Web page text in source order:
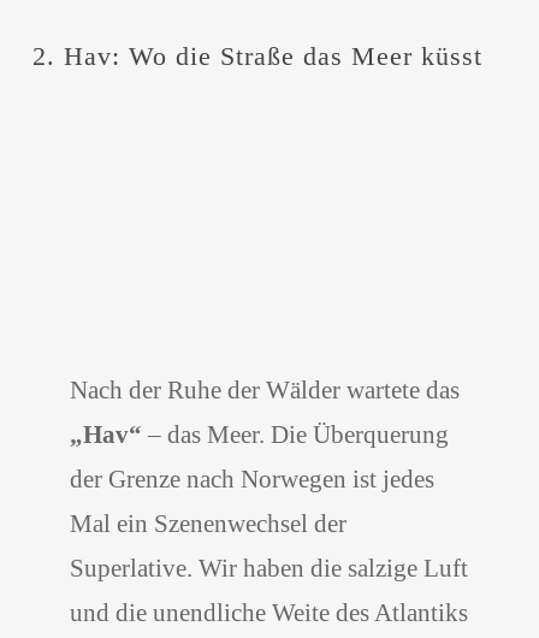
2. Hav: Wo die Straße das Meer küsst
Nach der Ruhe der Wälder wartete das
„Hav“ – das Meer. Die Überquerung
der Grenze nach Norwegen ist jedes
Mal ein Szenenwechsel der
Superlative. Wir haben die salzige Luft
und die unendliche Weite des Atlantiks